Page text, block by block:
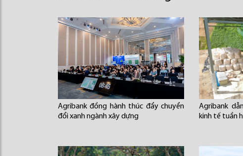
Agribank đồng hành thúc đẩy chuyển
đổi xanh ngành xây dựng
Agribank
kinh tế tuần